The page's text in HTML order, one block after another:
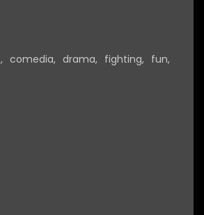
, comedia, drama, fighting, fun,